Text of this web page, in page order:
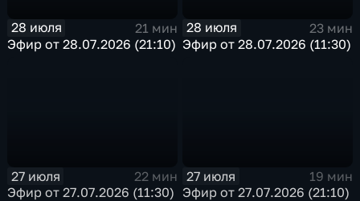
28 июля
21 мин
Эфир от 28.07.2026 (21:10)
28 июля
23 мин
Эфир от 28.07.2026 (11:30)
27 июля
22 мин
Эфир от 27.07.2026 (11:30)
27 июля
19 мин
Эфир от 27.07.2026 (21:10)